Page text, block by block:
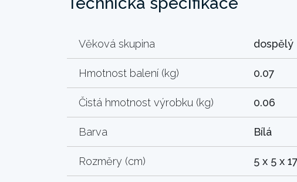
Věková skupina dospělý
Hmotnost balení (kg) 0.07
Čistá hmotnost výrobku (kg) 0.06
Barva Bílá
Rozměry (cm) 5 x 5 x 17